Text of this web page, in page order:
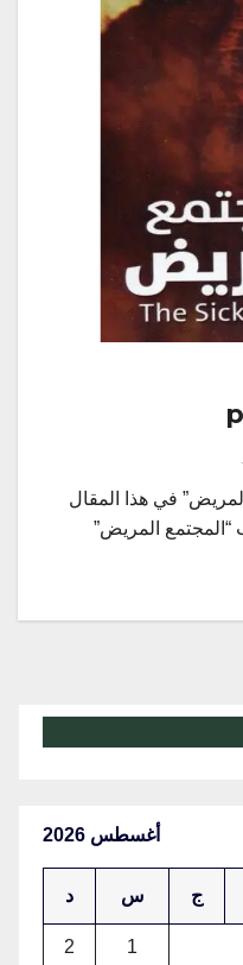
في هذا المقال
المريض”
أغسطس 2026
ج س د
1
2